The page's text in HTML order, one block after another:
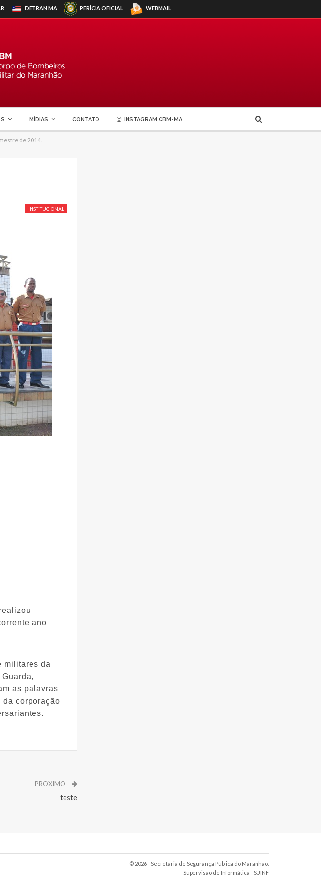
DETRANMA PERÍCIA OFICIAL WEBMAIL
MÍDIAS CONTATO INSTAGRAM CBM-MA
de 2014.
INSTITUCIONAL
ano
militares da
as palavras
da corporação
PRÓXIMO
teste
© 2026 - Secretaria de Segurança Pública do Maranhão.
Supervisão de Informática - SUINF